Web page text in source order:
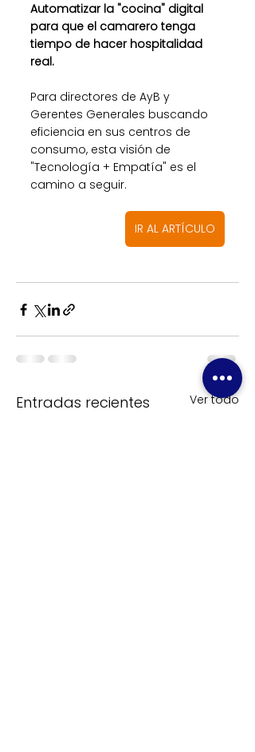
Automatizar la "cocina" digital
para que el camarero tenga
tiempo de hacer hospitalidad
real.
Para directores de AyB y
Gerentes Generales buscando
eficiencia en sus centros de
consumo, esta visión de
"Tecnología + Empatía" es el
camino a seguir.
IR AL ARTÍCULO
Entradas recientes Ver todo